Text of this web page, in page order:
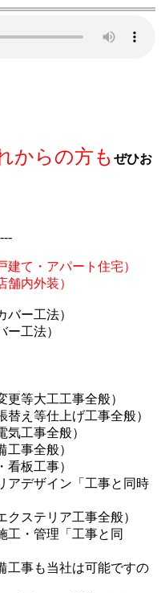
からの方もぜひお
て・アパート住宅）
装）
ー工法）
ー工法）
更等大工工事全般）
げ工事全般）
全般）
般）
事）
ン「工事と同時
ア工事全般）
「工事と同
工事も当社は可能ですの